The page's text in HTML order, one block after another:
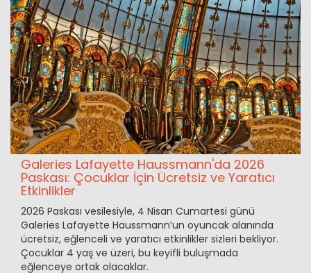
Galeries Lafayette Haussmann'da 2026
Paskası: Çocuklar İçin Ücretsiz ve Yaratıcı
Etkinlikler
2026 Paskası vesilesiyle, 4 Nisan Cumartesi günü
Galeries Lafayette Haussmann’un oyuncak alanında
ücretsiz, eğlenceli ve yaratıcı etkinlikler sizleri bekliyor.
Çocuklar 4 yaş ve üzeri, bu keyifli buluşmada
eğlenceye ortak olacaklar.